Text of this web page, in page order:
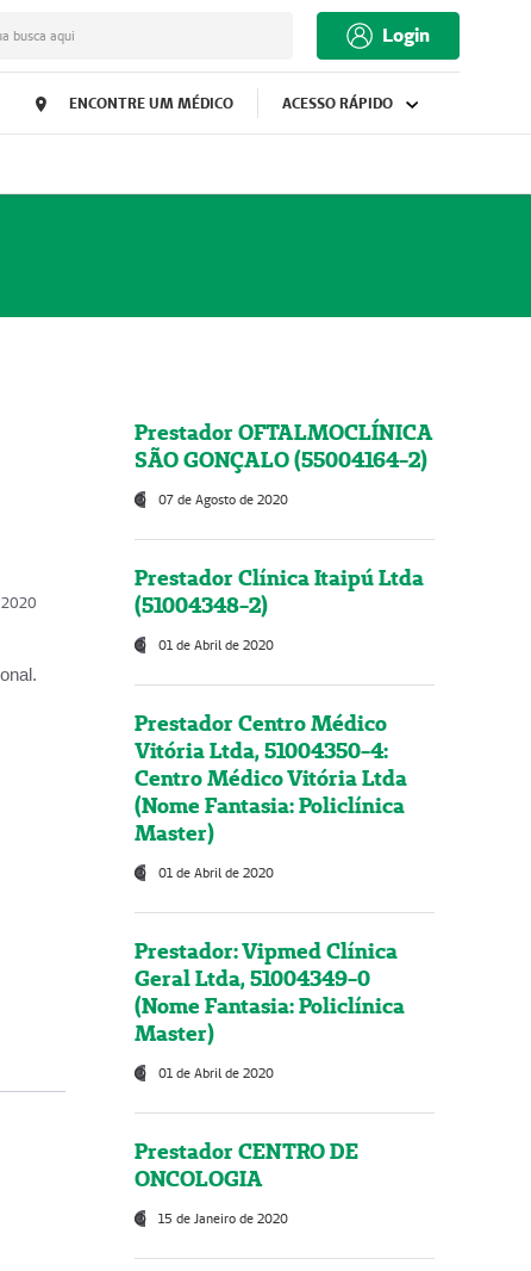
busca aqui Login
ENCONTRE UM MÉDICO ACESSO RÁPIDO
2020
Prestador OFTALMOCLÍNICA
SÃO GONÇALO (55004164-2)
07 de Agosto de 2020
Prestador Clínica Itaipú Ltda
(51004348-2)
01 de Abril de 2020
Prestador Centro Médico
Vitória Ltda, 51004350-4:
Centro Médico Vitória Ltda
(Nome Fantasia: Policlínica
Master)
01 de Abril de 2020
Prestador: Vipmed Clínica
Geral Ltda, 51004349-0
(Nome Fantasia: Policlínica
Master)
01 de Abril de 2020
Prestador CENTRO DE
ONCOLOGIA
15 de Janeiro de 2020